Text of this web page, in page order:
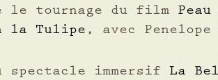
le tournage du film
la Tulipe , avec
spectacle immersif La